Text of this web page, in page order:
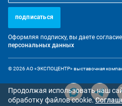
подписаться
Оформляя подписку, вы даете
персональных данных
© 2026 АО «ЭКСПОЦЕНТР» выставочная
Продолжая использовать наш
обработку файлов cookie.